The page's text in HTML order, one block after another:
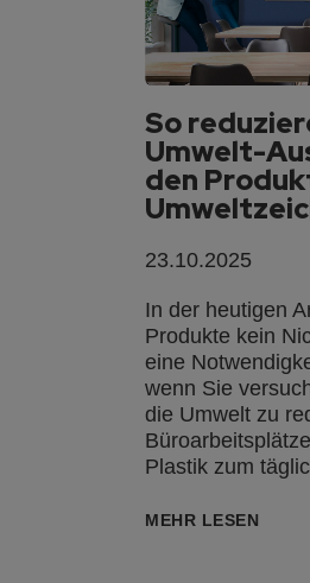
So
Umwelt-
den
23.10.2025
In der heutigen
Produkte kein
eine
wenn Sie
die Umwelt zu
Plastik zum
MEHR LESEN